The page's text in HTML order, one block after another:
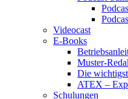
Videocast
E-Books
Muster-
Die
ATEX –
Schulungen